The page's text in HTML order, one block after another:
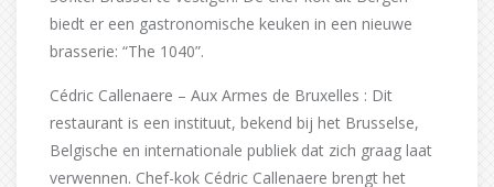
biedt er een gastronomische keuken in een nieuwe
brasserie: “The 1040”.
Cédric Callenaere – Aux Armes de Bruxelles : Dit
restaurant is een instituut, bekend bij het Brusselse,
Belgische en internationale publiek dat zich graag laat
verwennen. Chef-kok Cédric Callenaere brengt het